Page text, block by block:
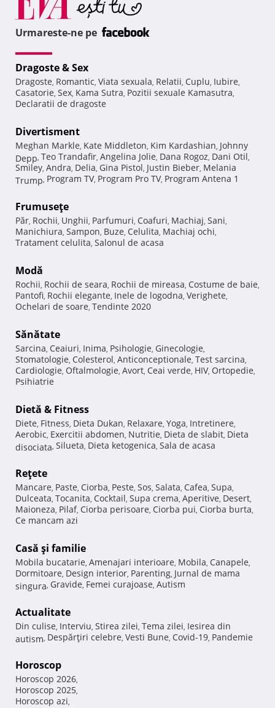
Urmareste-ne pe
Dragoste & Sex
Dragoste, Romantic, Viata sexuala, Relatii, Cuplu, Iubire,
Casatorie, Sex, Kama Sutra, Pozitii sexuale Kamasutra,
Declaratii de dragoste
Divertisment
Meghan Markle, Kate Middleton, Kim Kardashian, Johnny
Depp, Teo Trandafir, Angelina Jolie, Dana Rogoz, Dani Otil,
Smiley, Andra, Delia, Gina Pistol, Justin Bieber, Melania
Trump, Program TV, Program Pro TV, Program Antena 1
Frumuseţe
Păr, Rochii, Unghii, Parfumuri, Coafuri, Machiaj, Sani,
Manichiura, Sampon, Buze, Celulita, Machiaj ochi,
Tratament celulita, Salonul de acasa
Modă
Rochii, Rochii de seara, Rochii de mireasa, Costume de baie,
Pantofi, Rochii elegante, Inele de logodna, Verighete,
Ochelari de soare, Tendinte 2020
Sănătate
Sarcina, Ceaiuri, Inima, Psihologie, Ginecologie,
Stomatologie, Colesterol, Anticonceptionale, Test sarcina,
Cardiologie, Oftalmologie, Avort, Ceai verde, HIV, Ortopedie,
Psihiatrie
Dietă & Fitness
Diete, Fitness, Dieta Dukan, Relaxare, Yoga, Intretinere,
Aerobic, Exercitii abdomen, Nutritie, Dieta de slabit, Dieta
disociata, Silueta, Dieta ketogenica, Sala de acasa
Reţete
Mancare, Paste, Ciorba, Peste, Sos, Salata, Cafea, Supa,
Dulceata, Tocanita, Cocktail, Supa crema, Aperitive, Desert,
Maioneza, Pilaf, Ciorba perisoare, Ciorba pui, Ciorba burta,
Ce mancam azi
Casă şi familie
Mobila bucatarie, Amenajari interioare, Mobila, Canapele,
Dormitoare, Design interior, Parenting, Jurnal de mama
singura, Gravide, Femei curajoase, Autism
Actualitate
Din culise, Interviu, Stirea zilei, Tema zilei, Iesirea din
autism, Despărţiri celebre, Vesti Bune, Covid-19, Pandemie
Horoscop
Horoscop 2026,
Horoscop 2025,
Horoscop azi,